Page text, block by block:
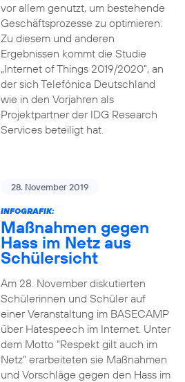
vor allem genutzt, um bestehende
Geschäftsprozesse zu optimieren:
Zu diesem und anderen
Ergebnissen kommt die Studie
„Internet of Things 2019/2020“, an
der sich Telefónica Deutschland
wie in den Vorjahren als
Projektpartner der IDG Research
Services beteiligt hat.
28. November 2019
INFOGRAFIK:
Maßnahmen gegen
Hass im Netz aus
Schülersicht
Am 28. November diskutierten
Schülerinnen und Schüler auf
einer Veranstaltung im BASECAMP
über Hatespeech im Internet. Unter
dem Motto “Respekt gilt auch im
Netz” erarbeiteten sie Maßnahmen
und Vorschläge gegen den Hass im